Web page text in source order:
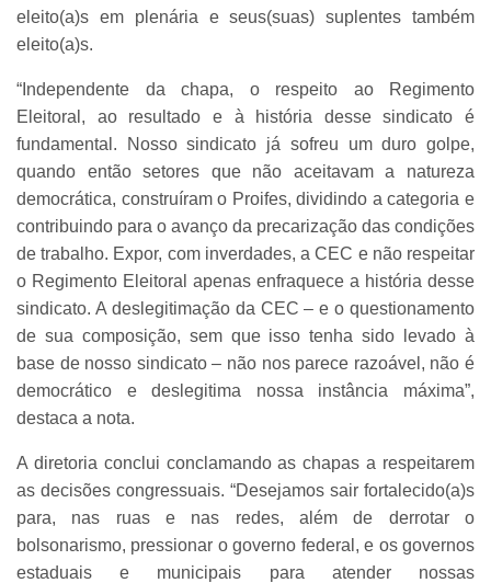
eleito(a)s em plenária e seus(suas) suplentes também
eleito(a)s.
“Independente da chapa, o respeito ao Regimento
Eleitoral, ao resultado e à história desse sindicato é
fundamental. Nosso sindicato já sofreu um duro golpe,
quando então setores que não aceitavam a natureza
democrática, construíram o Proifes, dividindo a categoria e
contribuindo para o avanço da precarização das condições
de trabalho. Expor, com inverdades, a CEC e não respeitar
o Regimento Eleitoral apenas enfraquece a história desse
sindicato. A deslegitimação da CEC – e o questionamento
de sua composição, sem que isso tenha sido levado à
base de nosso sindicato – não nos parece razoável, não é
democrático e deslegitima nossa instância máxima”,
destaca a nota.
A diretoria conclui conclamando as chapas a respeitarem
as decisões congressuais. “Desejamos sair fortalecido(a)s
para, nas ruas e nas redes, além de derrotar o
bolsonarismo, pressionar o governo federal, e os governos
estaduais e municipais para atender nossas